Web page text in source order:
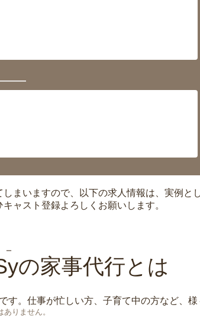
———
まいますので、以下の求人情報は、実例と
ャスト登録よろしくお願いします。
の家事代行とは
す。仕事が忙しい方、子育て中の方など、
りません。